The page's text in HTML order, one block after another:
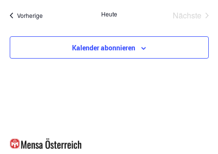
VorherigeVeranstaltungen Heute Nächste
Kalender abonnieren